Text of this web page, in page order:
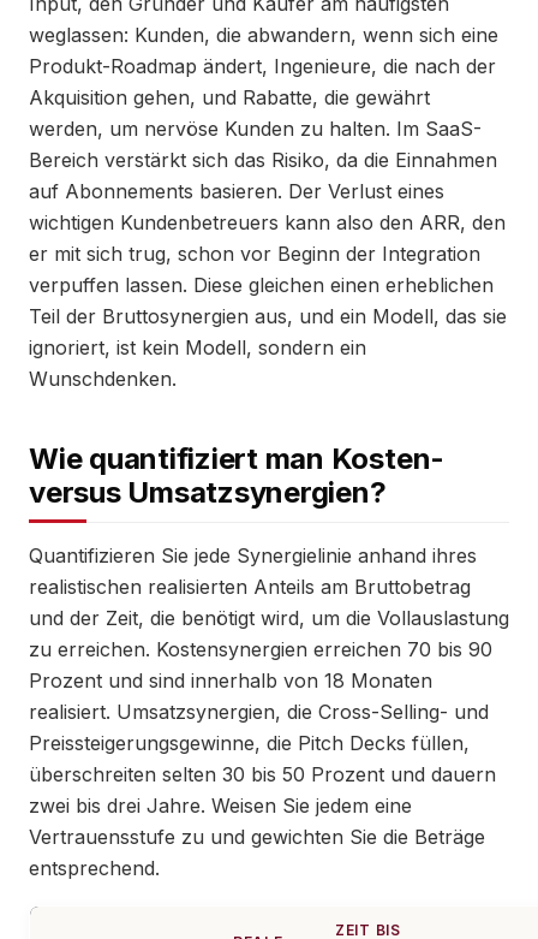
weglassen: Kunden, die abwandern, wenn sich eine
Produkt-Roadmap ändert, Ingenieure, die nach der
Akquisition gehen, und Rabatte, die gewährt
werden, um nervöse Kunden zu halten. Im SaaS-
Bereich verstärkt sich das Risiko, da die Einnahmen
auf Abonnements basieren. Der Verlust eines
wichtigen Kundenbetreuers kann also den ARR, den
er mit sich trug, schon vor Beginn der Integration
verpuffen lassen. Diese gleichen einen erheblichen
Teil der Bruttosynergien aus, und ein Modell, das sie
ignoriert, ist kein Modell, sondern ein
Wunschdenken.
Wie quantifiziert man Kosten-
versus Umsatzsynergien?
Quantifizieren Sie jede Synergielinie anhand ihres
realistischen realisierten Anteils am Bruttobetrag
und der Zeit, die benötigt wird, um die Vollauslastung
zu erreichen. Kostensynergien erreichen 70 bis 90
Prozent und sind innerhalb von 18 Monaten
realisiert. Umsatzsynergien, die Cross-Selling- und
Preissteigerungsgewinne, die Pitch Decks füllen,
überschreiten selten 30 bis 50 Prozent und dauern
zwei bis drei Jahre. Weisen Sie jedem eine
Vertrauensstufe zu und gewichten Sie die Beträge
entsprechend.
ZEIT BIS